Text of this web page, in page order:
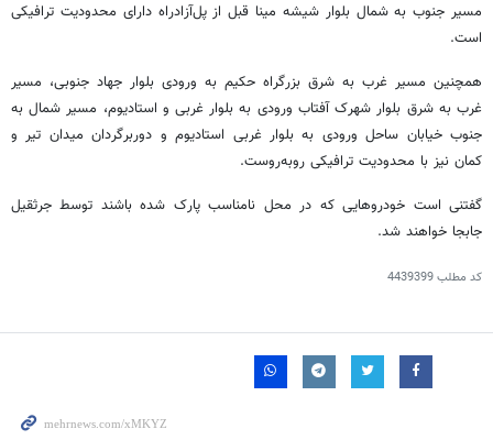
مسیر جنوب به شمال بلوار شیشه مینا قبل از پل‌آزادراه دارای محدودیت ترافیکی
است.
همچنین مسیر غرب به شرق بزرگراه حکیم به ورودی بلوار جهاد جنوبی، مسیر
غرب به شرق بلوار شهرک آفتاب ورودی به بلوار غربی و استادیوم، مسیر شمال به
جنوب خیابان ساحل ورودی به بلوار غربی استادیوم و دوربرگردان میدان تیر و
کمان نیز با محدودیت ترافیکی روبه‌روست.
گفتنی است خودروهایی که در محل نامناسب پارک شده باشند توسط جرثقیل
جابجا خواهند شد.
کد مطلب4439399